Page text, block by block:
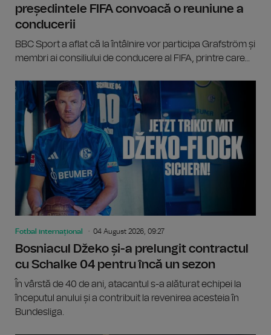
președintele FIFA convoacă o reuniune a
conducerii
BBC Sport a aflat că la întâlnire vor participa Grafström și
membri ai consiliului de conducere al FIFA, printre care...
Fotbal internațional 04 August 2026, 09:27
Bosniacul Džeko și-a prelungit contractul
cu Schalke 04 pentru încă un sezon
În vârstă de 40 de ani, atacantul s-a alăturat echipei la
începutul anului și a contribuit la revenirea acesteia în
Bundesliga.